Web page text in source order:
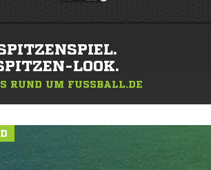
LOOK.
RUND UM FUSSBALL.DE